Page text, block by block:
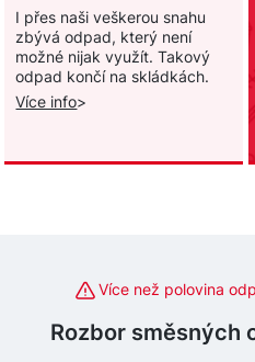
I přes naši veškerou snahu
zbývá odpad, který není
možné nijak využít. Takový
odpad končí na skládkách.
Více info>
Více než polovina
Rozbor směsných